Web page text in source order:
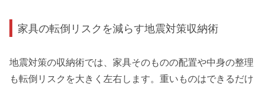
家具の転倒リスクを減らす地震対策収納術
地震対策の収納術では、家具そのものの配置や中身の整理
も転倒リスクを大きく左右します。重いものはできるだけ